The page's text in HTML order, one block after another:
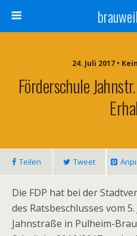
24. Juli 2017 •
Förderschule
Teilen Tweet
Die FDP hat bei der
des Ratsbeschlusses vom
Jahnstraße in Pulheim-